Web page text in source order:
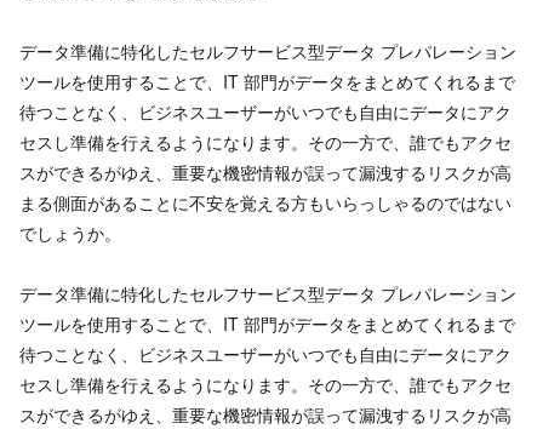
データ準備に特化したセルフサービス型データ プレパレーション
ツールを使用することで、IT 部門がデータをまとめてくれるまで
待つことなく、ビジネスユーザーがいつでも自由にデータにアク
セスし準備を行えるようになります。その一方で、誰でもアクセ
スができるがゆえ、重要な機密情報が誤って漏洩するリスクが高
まる側面があることに不安を覚える方もいらっしゃるのではない
でしょうか。
データ準備に特化したセルフサービス型データ プレパレーション
ツールを使用することで、IT 部門がデータをまとめてくれるまで
待つことなく、ビジネスユーザーがいつでも自由にデータにアク
セスし準備を行えるようになります。その一方で、誰でもアクセ
スができるがゆえ、重要な機密情報が誤って漏洩するリスクが高